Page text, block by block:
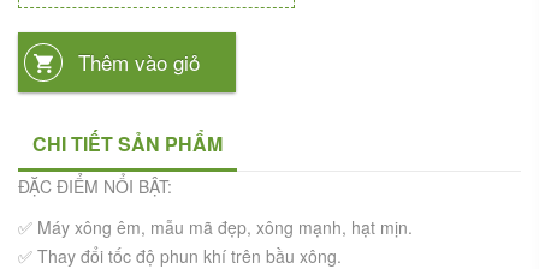
Thêm vào giỏ
CHI TIẾT SẢN PHẨM
ĐẶC ĐIỂM NỔI BẬT:
✅ Máy xông êm, mẫu mã đẹp, xông mạnh, hạt mịn.
✅ Thay đổi tốc độ phun khí trên bầu xông.